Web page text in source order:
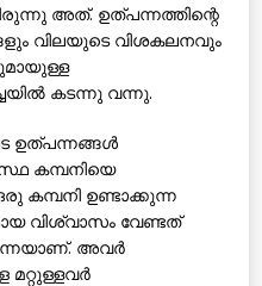
അത്. ഉത്പന്നത്തിന്റെ
വിലയുടെ വിശകലനവും
കടന്നു വന്നു.
ഉത്പന്നങ്ങള്‍
കമ്പനിയെ
ഒരു കമ്പനി ഉണ്ടാക്കുന്ന
വിശ്വാസം വേണ്ടത്
അവര്‍
മറ്റുള്ളവര്‍